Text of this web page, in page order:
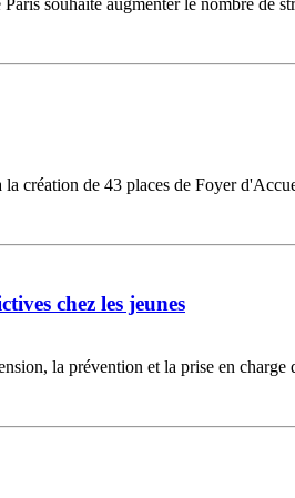
création de 43 places de Foyer
chez les jeunes
la prévention et la prise en charge